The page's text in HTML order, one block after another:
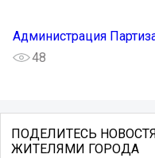
Администрация
48
ПОДЕЛИТЕСЬ
ЖИТЕЛЯМИ ГОРОДА